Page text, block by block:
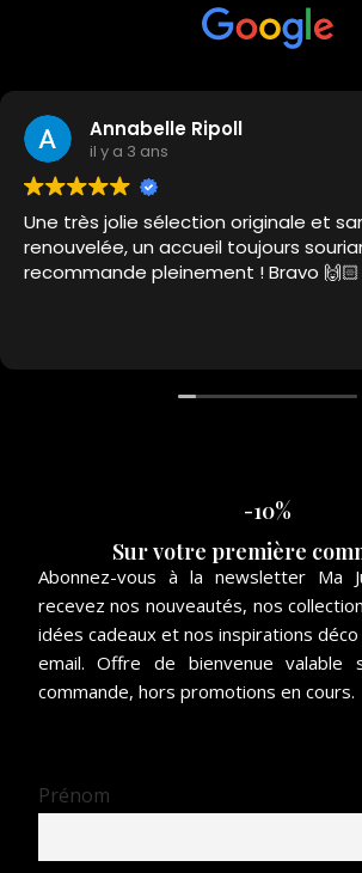
Annabelle Ripoll
il y a 3 ans
Une très jolie sélection originale et
renouvelée, un accueil toujours
recommande pleinement ! Bravo 🙌🏻
-10%
Sur votre première
Abonnez-vous à la newsletter Ma
recevez nos nouveautés, nos
idées cadeaux et nos inspirations
email. Offre de bienvenue valable
commande, hors promotions en cours.
Prénom